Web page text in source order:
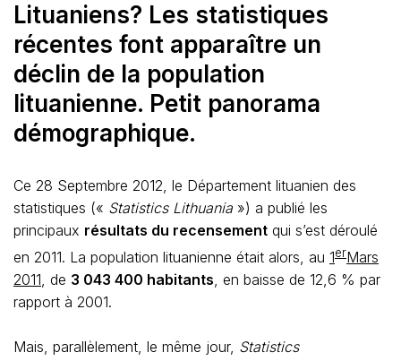
Lituaniens? Les statistiques
récentes font apparaître un
déclin de la population
lituanienne. Petit panorama
démographique.
Ce 28 Septembre 2012, le Département lituanien des
statistiques (« Statistics Lithuania ») a publié les
principaux résultats du recensement qui s’est déroulé
en 2011. La population lituanienne était alors, au 1erMars
2011, de 3 043 400 habitants, en baisse de 12,6 % par
rapport à 2001.
Mais, parallèlement, le même jour, Statistics